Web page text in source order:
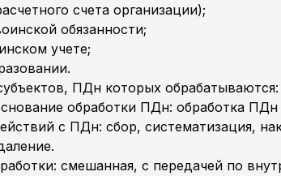
счета организации);
обязанности;
учете;
ПДн которых
обработки ПДн: обработка
с ПДн: сбор, систематизация,
смешанная, с передачей по